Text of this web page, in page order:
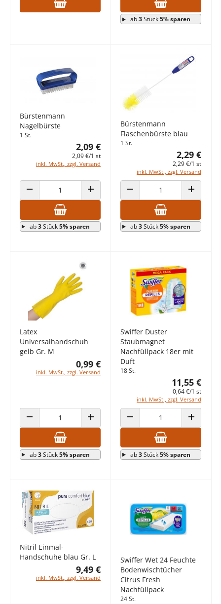
ab3Stück5% sparen
Bürstenmann
Nagelbürste
1 St.
2,09 €
2,09 €/1 st
inkl. MwSt., zzgl. Versand
ANZAHL VERRINGERN ANZAHL ERHÖHEN
ab3Stück5% sparen
Bürstenmann
Flaschenbürste blau
1 St.
2,29 €
2,29 €/1 st
inkl. MwSt., zzgl. Versand
ANZAHL VERRINGERN ANZAHL
ab3Stück5% sparen
Latex
Universalhandschuh
gelb Gr. M
0,99 €
inkl. MwSt., zzgl. Versand
ANZAHL VERRINGERN ANZAHL ERHÖHEN
ab3Stück5% sparen
Swiffer Duster
Staubmagnet
Nachfüllpack 18er mit
Duft
18 St.
11,55 €
0,64 €/1 st
inkl. MwSt., zzgl. Versand
ANZAHL VERRINGERN ANZAHL
ab3Stück5% sparen
Nitril Einmal-
Handschuhe blau Gr. L
9,49 €
inkl. MwSt., zzgl. Versand
Swiffer Wet 24 Feuchte
Bodenwischtücher
Citrus Fresh
Nachfüllpack
24 St.